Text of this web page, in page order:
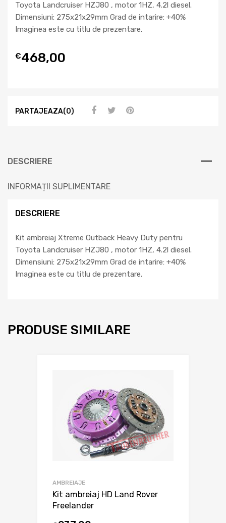
Toyota Landcruiser HZJ80 , motor 1HZ, 4.2l diesel.
Dimensiuni: 275x21x29mm Grad de intarire: +40%
Imaginea este cu titlu de prezentare.
€468,00
PARTAJEAZA(0)
DESCRIERE
INFORMAȚII SUPLIMENTARE
DESCRIERE
Kit ambreiaj Xtreme Outback Heavy Duty pentru
Toyota Landcruiser HZJ80 , motor 1HZ, 4.2l diesel.
Dimensiuni: 275x21x29mm Grad de intarire: +40%
Imaginea este cu titlu de prezentare.
PRODUSE SIMILARE
AMBREIAJE
Kit ambreiaj HD Land Rover
Freelander